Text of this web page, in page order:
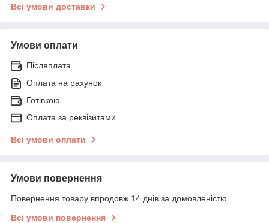
Всі умови доставки
Умови оплати
Післяплата
Оплата на рахунок
Готівкою
Оплата за реквізитами
Всі умови оплати
Умови повернення
Повернення товару впродовж 14 днів за домовленістю
Всі умови повернення